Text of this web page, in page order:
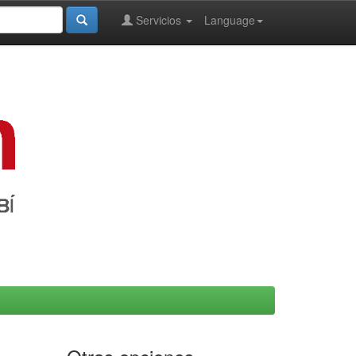
Language
Servicios